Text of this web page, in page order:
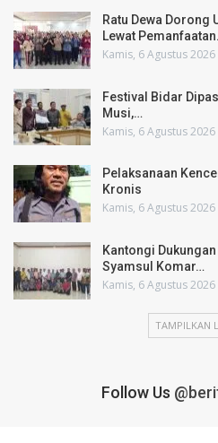
Ratu Dewa Dorong
Lewat
Kamis, 6 Agustus 2026
Festival Bidar
Musi,…
Kamis, 6 Agustus 2026
Pelaksanaan
Kronis
Kamis, 6 Agustus 2026
Kantongi
Syamsul Komar…
Kamis, 6 Agustus 2026
TAMPILKAN
Follow Us